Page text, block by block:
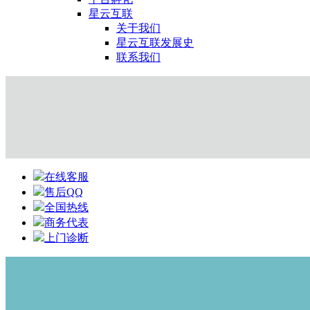
星云互联
关于我们
星云互联发展史
联系我们
在线客服
售后QQ
全国热线
商务代表
上门诊断